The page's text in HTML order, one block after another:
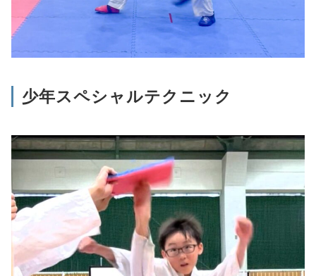
少年スペシャルテクニック